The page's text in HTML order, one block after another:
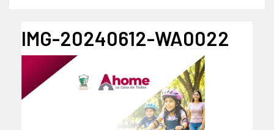
IMG-20240612-WA0022